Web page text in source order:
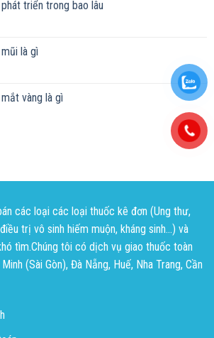
triển trong bao lâu
là gì
vàng là gì
các loại các loại thuốc kê đơn (Ung thư,
trị vô sinh hiếm muộn, kháng sinh...) và
tìm.Chúng tôi có dịch vụ giao thuốc toàn
(Sài Gòn), Đà Nẵng, Huế, Nha Trang, Cần